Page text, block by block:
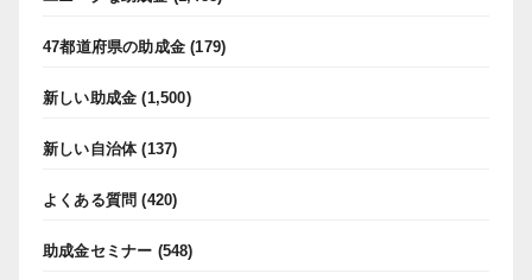
47都道府県の助成金 (179)
新しい助成金 (1,500)
新しい自治体(137)
よくある質問 (420)
助成金セミナー (548)